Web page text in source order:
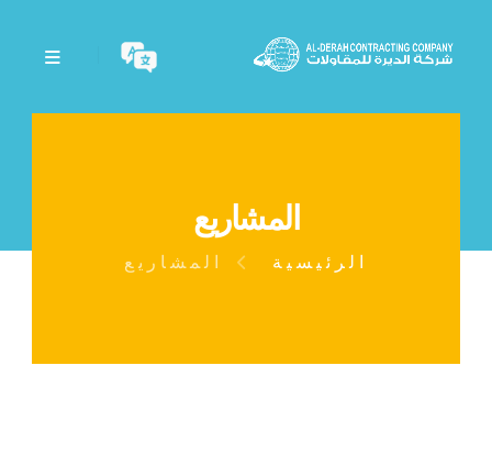
المشاريع
الرئيسية المشاريع